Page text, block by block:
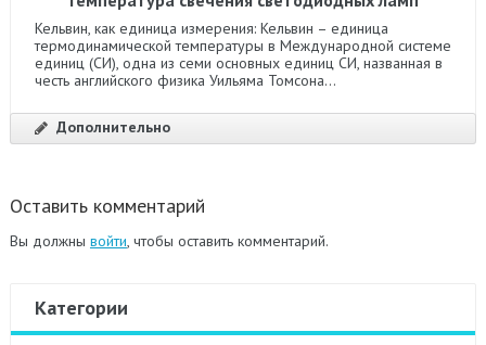
Кельвин, как единица измерения: Кельвин – единица
термодинамической температуры в Международной системе
единиц (СИ), одна из семи основных единиц СИ, названная в
честь английского физика Уильяма Томсона...
Дополнительно
Оставить комментарий
Вы должны войти , чтобы оставить комментарий.
Категории